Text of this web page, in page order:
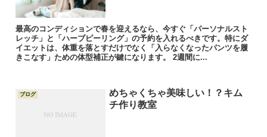
最高のコンディションで春を迎えるなら、今すぐ「パーソナルスト
レッチ」と「ハーブピーリング」の予約を入れるべきです。特にダ
イエットは、体重を落とすだけでなく「入らなくなったパンツを履
きこなす」ための体型補正が鍵になります。 2週間に...
ブログ
めちゃくちゃ美味しい！？キム
チ作り教室